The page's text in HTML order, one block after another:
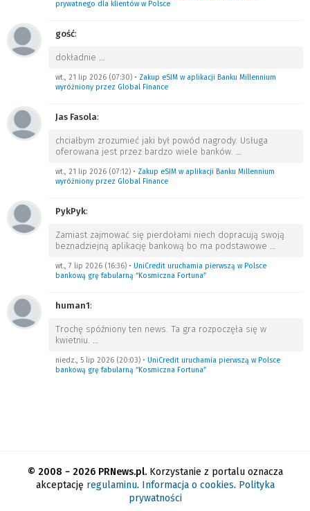
prywatnego dla klientów w Polsce
gość:
dokładnie …
wt., 21 lip 2026 (07:30) • Zakup eSIM w aplikacji Banku Millennium
wyróżniony przez Global Finance
Jas Fasola:
chciałbym zrozumieć jaki był powód nagrody. Usługa
oferowana jest przez bardzo wiele banków. …
wt., 21 lip 2026 (07:12) • Zakup eSIM w aplikacji Banku Millennium
wyróżniony przez Global Finance
PykPyk:
Zamiast zajmować się pierdołami niech dopracują swoją
beznadziejną aplikację bankową bo ma podstawowe …
wt., 7 lip 2026 (16:36) • UniCredit uruchamia pierwszą w Polsce
bankową grę fabularną “Kosmiczna Fortuna”
human1:
Trochę spóźniony ten news. Ta gra rozpoczęła się w
kwietniu. …
niedz., 5 lip 2026 (20:03) • UniCredit uruchamia pierwszą w Polsce
bankową grę fabularną “Kosmiczna Fortuna”
© 2008 − 2026 PRNews.pl.Korzystanie z portalu oznacza
akceptację regulaminu. Informacja o cookies. Polityka
prywatności